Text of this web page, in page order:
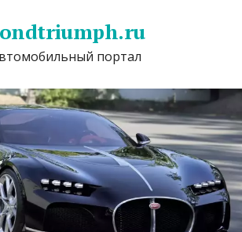
портал